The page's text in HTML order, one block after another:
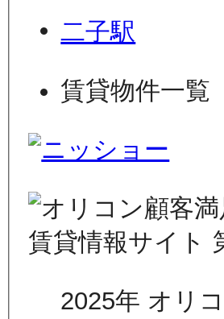
二子駅
賃貸物件一覧
2025年 オリ